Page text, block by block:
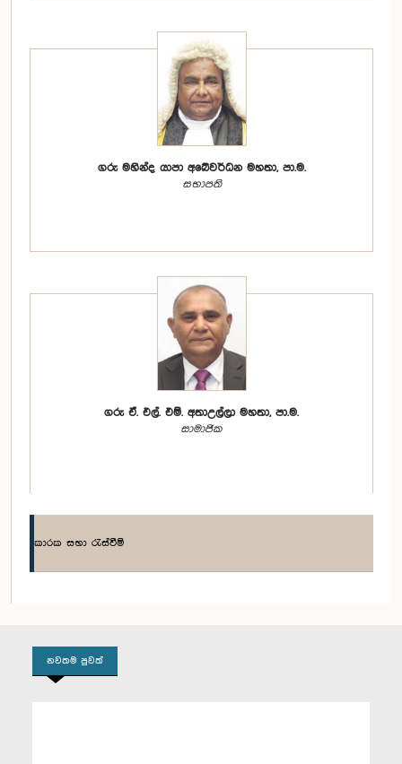
ගරු මහින්ද යාපා අබේවර්ධන මහතා, පා.ම.
සභාපති
ගරු ඒ. එල්. එම්. අතාඋල්ලා මහතා, පා.ම.
සාමාජික
කාරක සභා රැස්වීම්
නවතම පුවත්